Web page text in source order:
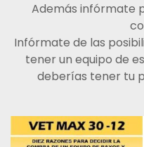
Además infórmate
Infórmate de las
tener un equipo de
deberías tener tu